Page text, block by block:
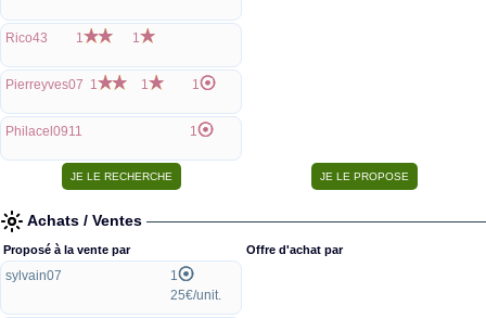
Rico43 1 1
Pierreyves07 1 1 1
Philacel0911 1
Achats / Ventes
Proposé à la vente par
sylvain07
1
25€/unit.
Offre d'achat par